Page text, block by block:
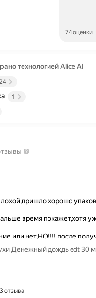
74 оценки
технологией Alice AI
24
1
хорошо
время покажет,хотя
или нет,НО!!!! после
Денежный дождь edt 30
отзыва